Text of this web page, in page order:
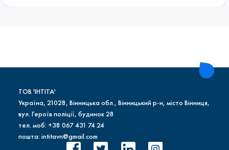
ТОВ 'ІНТІТА'
Україна, 21028, Вінницька обл., Вінницький р-н, місто Вінниця,
вул. Героїв поліції, будинок 28
тел. моб: +38 067 431 74 24
пошта: intitavn@gmail.com